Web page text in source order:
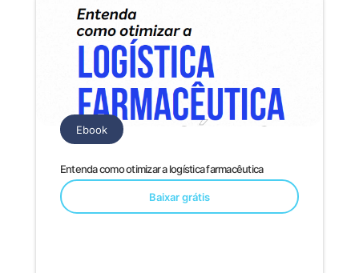
Entenda como otimizar a logística farmacêutica
Baixar grátis
Ebook